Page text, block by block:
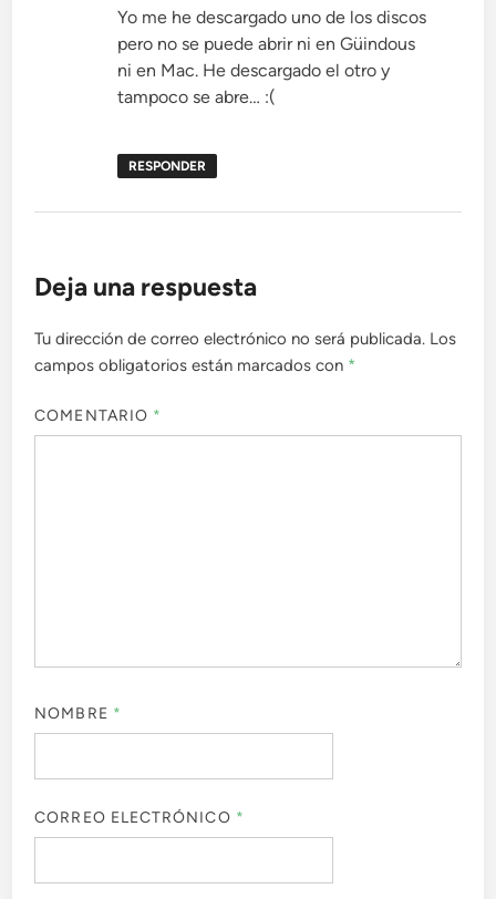
Yo me he descargado uno de los discos
pero no se puede abrir ni en Güindous
ni en Mac. He descargado el otro y
tampoco se abre… :(
RESPONDER
Deja una respuesta
Tu dirección de correo electrónico no será publicada. Los
campos obligatorios están marcados con *
COMENTARIO *
NOMBRE *
CORREO ELECTRÓNICO *